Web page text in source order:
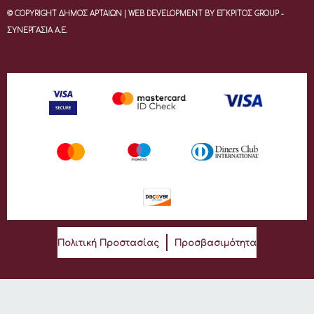
© COPYRIGHT ΔΗΜΟΣ ΑΡΤΑΙΩΝ | WEB DEVELOPMENT BY ΕΓΚΡΙΤΟΣ GROUP -
ΣΥΝΕΡΓΑΣΙΑ Α.Ε.
Πολιτική Προστασίας Προσβασιμότητα